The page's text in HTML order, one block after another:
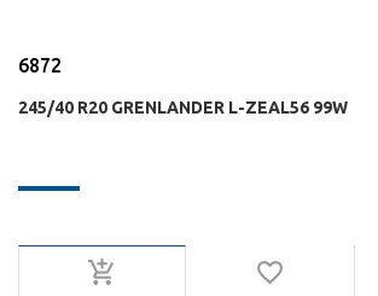
6872
245/40 R20 GRENLANDER L-ZEAL56 99W